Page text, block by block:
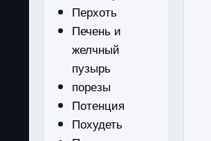
Перхоть
Печень и
желчный
пузырь
порезы
Потенция
Похудеть